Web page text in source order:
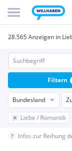
28.565 Anzeigen in
Bundesland
Liebe / Romantik
Filtern
Infos zur Reihung